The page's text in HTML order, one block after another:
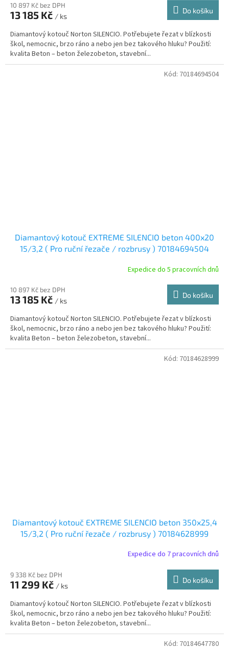
10 897 Kč bez DPH
13 185 Kč / ks
Do košíku
Diamantový kotouč Norton SILENCIO. Potřebujete řezat v blízkosti
škol, nemocnic, brzo ráno a nebo jen bez takového hluku? Použití:
kvalita Beton – beton železobeton, stavební...
Diamantový kotouč EXTREME SILENCIO beton 400x20
15/3,2 ( Pro ruční řezače / rozbrusy ) 70184694504
Expedice do 5 pracovních dnů
10 897 Kč bez DPH
13 185 Kč / ks
Do košíku
Diamantový kotouč Norton SILENCIO. Potřebujete řezat v blízkosti
škol, nemocnic, brzo ráno a nebo jen bez takového hluku? Použití:
kvalita Beton – beton železobeton, stavební...
Kód: 70184694504
Diamantový kotouč EXTREME SILENCIO beton 350x25,4
15/3,2 ( Pro ruční řezače / rozbrusy ) 70184628999
Expedice do 7 pracovních dnů
9 338 Kč bez DPH
11 299 Kč / ks
Do košíku
Diamantový kotouč Norton SILENCIO. Potřebujete řezat v blízkosti
škol, nemocnic, brzo ráno a nebo jen bez takového hluku? Použití:
kvalita Beton – beton železobeton, stavební...
Kód: 70184628999
Kód: 70184647780